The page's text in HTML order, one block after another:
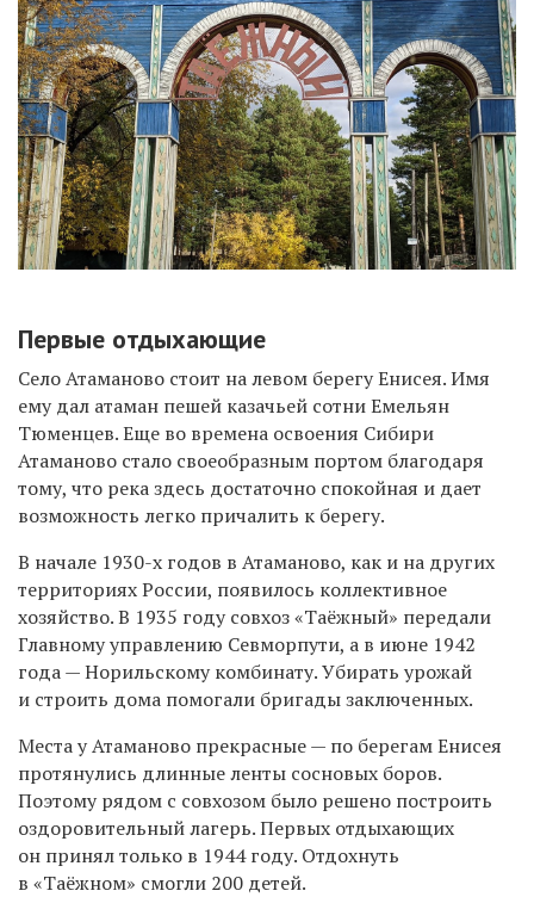
Первые отдыхающие
Село Атаманово стоит на левом берегу Енисея. Имя
ему дал атаман пешей казачьей сотни Емельян
Тюменцев. Еще во времена освоения Сибири
Атаманово стало своеобразным портом благодаря
тому, что река здесь достаточно спокойная и дает
возможность легко причалить к берегу.
В начале 1930-х годов в Атаманово, как и на других
территориях России, появилось коллективное
хозяйство. В 1935 году совхоз «Таёжный» передали
Главному управлению Севморпути, а в июне 1942
года — Норильскому комбинату. Убирать урожай
и строить дома помогали бригады заключенных.
Места у Атаманово прекрасные — по берегам Енисея
протянулись длинные ленты сосновых боров.
Поэтому рядом с совхозом было решено построить
оздоровительный лагерь. Первых отдыхающих
он принял только в 1944 году. Отдохнуть
в «Таёжном» смогли 200 детей.